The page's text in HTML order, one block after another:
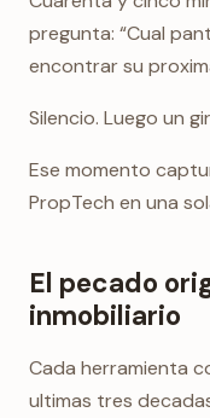
pregunta: “Cual
encontrar su
Silencio. Luego un
Ese momento
PropTech en una
El pecado
inmobiliario
Cada herramienta
ultimas tres